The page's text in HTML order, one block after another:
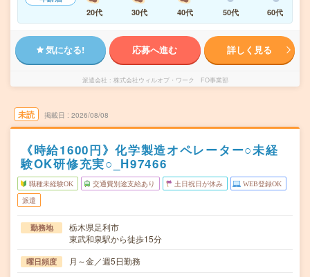
20代
30代 40代 50代 60代
気になる! 応募へ進む 詳しく見る
派遣会社 株式会社ウィルオブ・ワーク FO事業部
未読 掲載日 2026/08/08
《時給1600円》化学製造オペレーター○未経
験OK研修充実○_H97466
職種未経験OK 交通費別途支給あり 土日祝日が休み WEB登録OK
派遣
勤務地
栃木県足利市
東武和泉駅から徒歩15分
曜日頻度 月～金／週5日勤務